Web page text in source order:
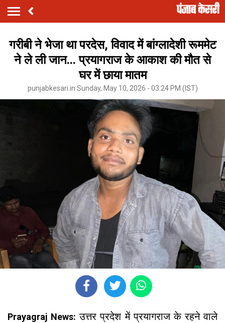
गरीबी ने भेजा था परदेस, विवाद में बांग्लादेशी रूममेट
ने ले ली जान... प्रयागराज के आकाश की मौत से
घर में छाया मातम
punjabkesari.in Sunday, May 10, 2026 - 03:24 PM (IST)
Prayagraj News: उत्तर प्रदेश में प्रयागराज के रहने वाले